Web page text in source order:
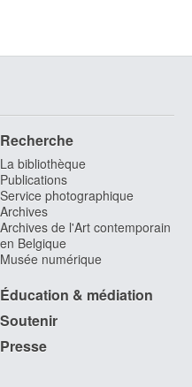
Recherche
La bibliothèque
Publications
Service photographique
Archives
Archives de l'Art contemporain
en Belgique
Musée numérique
Éducation & médiation
Soutenir
Presse